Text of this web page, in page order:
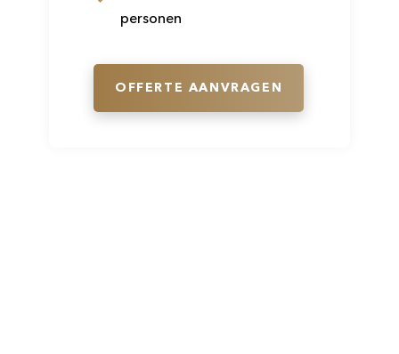
personen
OFFERTE AANVRAGEN